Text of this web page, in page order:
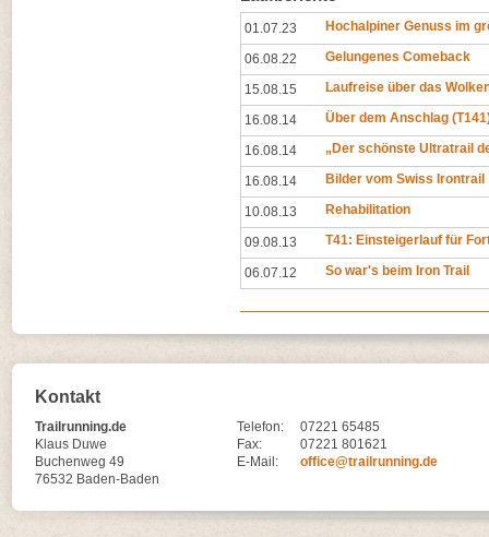
01.07.23 Hochalpiner Genuss im
06.08.22 Gelungenes Comeback
15.08.15 Laufreise über das
16.08.14 Über dem Anschlag
16.08.14 „Der schönste Ultratrail
16.08.14 Bilder vom Swiss Irontrail
10.08.13 Rehabilitation
09.08.13 T41: Einsteigerlauf für
06.07.12 So war's beim Iron Trail
Kontakt
Trailrunning.de
Klaus Duwe
Buchenweg 49
76532 Baden-Baden
Telefon:
07221 65485
Fax:
07221 801621
E-Mail:
office@trailrunning.de